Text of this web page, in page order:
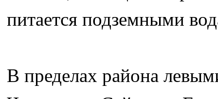
питается подземными
В пределах района